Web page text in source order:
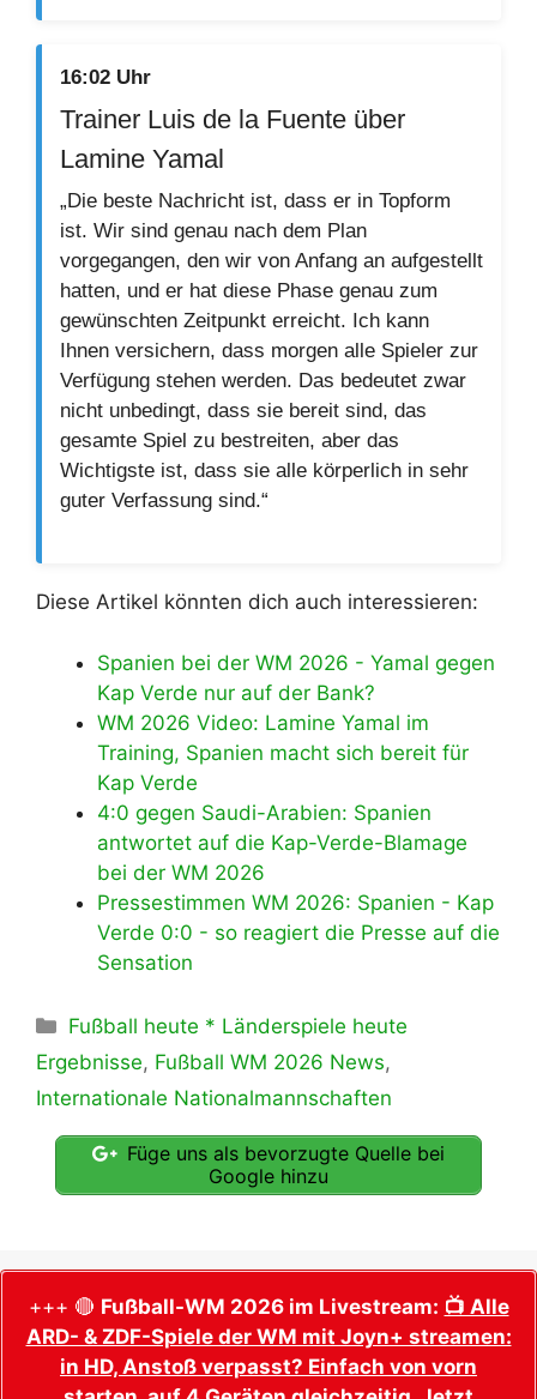
16:02 Uhr
Trainer Luis de la Fuente über
Lamine Yamal
„Die beste Nachricht ist, dass er in Topform
ist. Wir sind genau nach dem Plan
vorgegangen, den wir von Anfang an aufgestellt
hatten, und er hat diese Phase genau zum
gewünschten Zeitpunkt erreicht. Ich kann
Ihnen versichern, dass morgen alle Spieler zur
Verfügung stehen werden. Das bedeutet zwar
nicht unbedingt, dass sie bereit sind, das
gesamte Spiel zu bestreiten, aber das
Wichtigste ist, dass sie alle körperlich in sehr
guter Verfassung sind.“
Diese Artikel könnten dich auch interessieren:
Spanien bei der WM 2026 - Yamal gegen
Kap Verde nur auf der Bank?
WM 2026 Video: Lamine Yamal im
Training, Spanien macht sich bereit für
Kap Verde
4:0 gegen Saudi-Arabien: Spanien
antwortet auf die Kap-Verde-Blamage
bei der WM 2026
Pressestimmen WM 2026: Spanien - Kap
Verde 0:0 - so reagiert die Presse auf die
Sensation
Kategorien
Fußball heute * Länderspiele heute
Ergebnisse, Fußball WM 2026 News,
Internationale Nationalmannschaften
Füge uns als bevorzugte Quelle bei
Google hinzu
+++ 🔴 Fußball-WM 2026 im Livestream: 📺 Alle
ARD- & ZDF-Spiele der WM mit Joyn+ streamen:
in HD, Anstoß verpasst? Einfach von vorn